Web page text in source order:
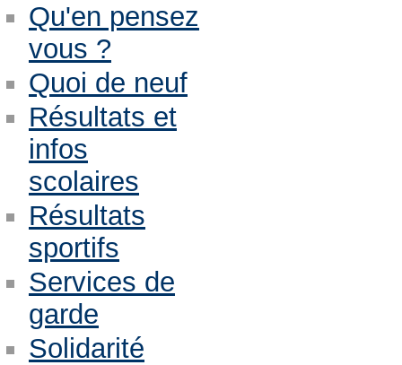
Qu'en pensez
vous ?
Quoi de neuf
Résultats et
infos
scolaires
Résultats
sportifs
Services de
garde
Solidarité